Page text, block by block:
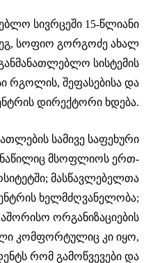
სივრცეში 15-წლიანი
სოფიო გორგოძე ახალ
სისტემის
რგოლის, შეფასებისა და
დირექტორი ხდება.
სამივე საფეხური
მსოფლიოს ერთ-
მასწავლებელთა
ხელმძღვანელობა;
ორგანიზაციების
კომფორტულიც კი იყო,
რომ გამოწვევები და